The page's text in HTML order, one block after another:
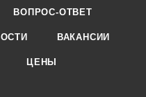
ВОПРОС-ОТВЕТ
ВАКАНСИИ
ЦЕНЫ